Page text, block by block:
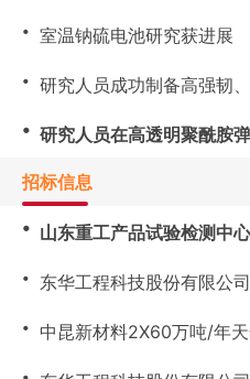
・ 室温钠硫电池研究获进展
・ 研究人员成功制备高强韧
・ 研究人员在高透明聚酰胺
招标信息
・ 山东重工产品试验检测中
・ 东华工程科技股份有限公
・ 中昆新材料2X60万吨/年